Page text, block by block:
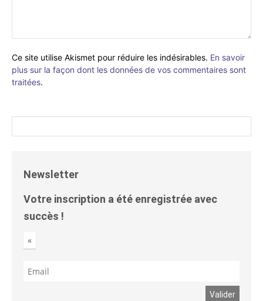
Ce site utilise Akismet pour réduire les indésirables. En savoir
plus sur la façon dont les données de vos commentaires sont
traitées.
Newsletter
Votre inscription a été enregistrée avec
succès !
«